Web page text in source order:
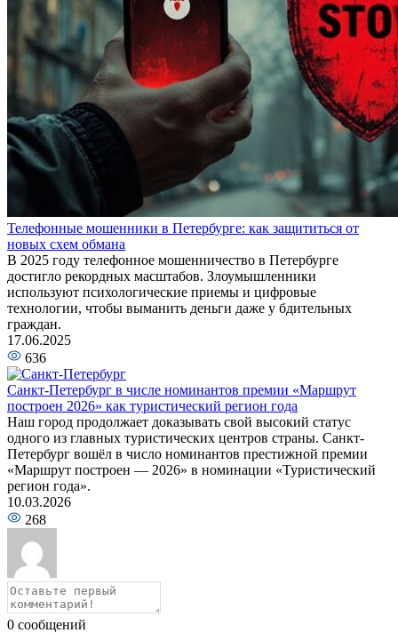
Телефонные мошенники в Петербурге: как защититься от
новых схем обмана
В 2025 году телефонное мошенничество в Петербурге
достигло рекордных масштабов. Злоумышленники
используют психологические приемы и цифровые
технологии, чтобы выманить деньги даже у бдительных
граждан.
17.06.2025
636
Санкт-Петербург в числе номинантов премии «Маршрут
построен 2026» как туристический регион года
Наш город продолжает доказывать свой высокий статус
одного из главных туристических центров страны. Санкт-
Петербург вошёл в число номинантов престижной премии
«Маршрут построен — 2026» в номинации «Туристический
регион года».
10.03.2026
268
0 сообщений